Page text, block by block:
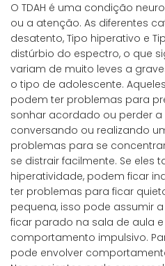
O TDAH é uma condição
ou a atenção. As diferentes
desatento, Tipo hiperativo e
distúrbio do espectro, o que
variam de muito leves a
o tipo de adolescente.
podem ter problemas para
sonhar acordado ou perder
conversando ou realizando
problemas para se
se distrair facilmente. Se eles
hiperatividade, podem ficar
ter problemas para ficar
pequena, isso pode assumir
ficar parado na sala de aula
comportamento impulsivo.
pode envolver